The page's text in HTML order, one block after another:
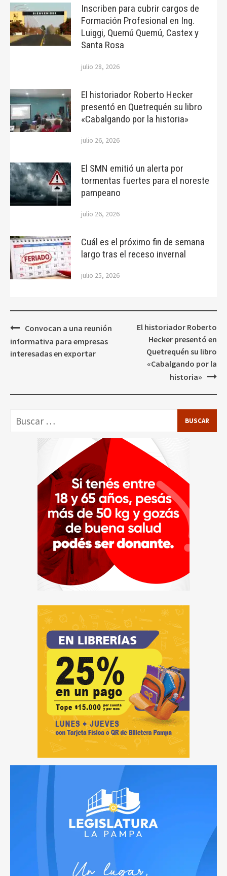
Inscriben para cubrir cargos de
Formación Profesional en Ing.
Luiggi, Quemú Quemú, Castex y
Santa Rosa
julio 28, 2026
El historiador Roberto Hecker
presentó en Quetrequén su libro
«Cabalgando por la historia»
julio 26, 2026
El SMN emitió un alerta por
tormentas fuertes para el noreste
pampeano
julio 26, 2026
Cuál es el próximo fin de semana
largo tras el receso invernal
julio 25, 2026
Navegación
de
entradas
Convocan a una reunión
informativa para empresas
interesadas en exportar
El historiador Roberto
Hecker presentó en
Quetrequén su libro
«Cabalgando por la
historia»
Buscar: